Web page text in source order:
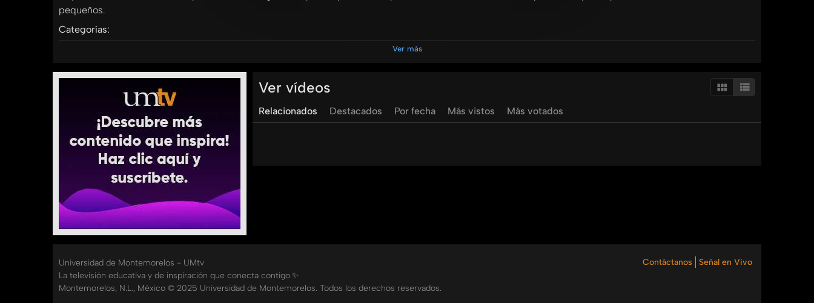
pequeños.
Categorías:
Ver más
Ver vídeos
Relacionados Destacados Por fecha Más vistos Más votados
Contáctanos Señal en Vivo
Universidad de Montemorelos - UMtv
La televisión educativa y de inspiración que conecta contigo.✨
Montemorelos, N.L., México © 2025 Universidad de Montemorelos. Todos los derechos reservados.